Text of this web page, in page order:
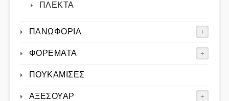
ΠΛΕΚΤΑ
ΠΑΝΩΦΟΡΙΑ
ΦΟΡΕΜΑΤΑ
ΠΟΥΚΑΜΙΣΕΣ
ΑΞΕΣΟΥΑΡ